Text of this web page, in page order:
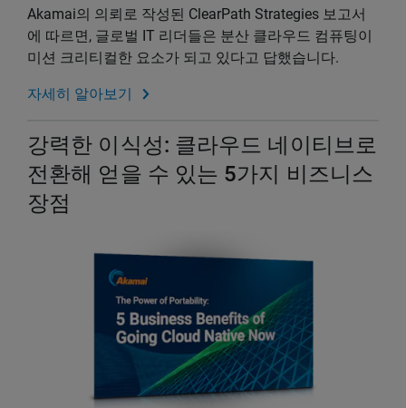
Akamai의 의뢰로 작성된 ClearPath Strategies 보고서
에 따르면, 글로벌 IT 리더들은 분산 클라우드 컴퓨팅이
미션 크리티컬한 요소가 되고 있다고 답했습니다.
자세히 알아보기
강력한 이식성: 클라우드 네이티브로
전환해 얻을 수 있는 5가지 비즈니스
장점